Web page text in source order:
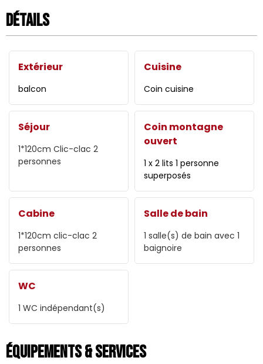
Détails
Extérieur
balcon
Cuisine
Coin cuisine
Séjour
1*120cm Clic-clac 2
personnes
Coin montagne
ouvert
1 x 2 lits 1 personne
superposés
Cabine
1*120cm clic-clac 2
personnes
Salle de bain
1 salle(s) de bain avec 1
baignoire
WC
1 WC indépendant(s)
Équipements & Services